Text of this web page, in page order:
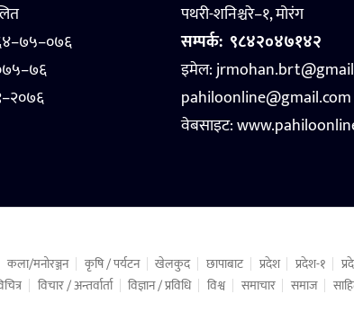
पथरी-शनिश्चरे–१, मोरंग
सम्पर्क: ९८४२०४७१४२
इमेल:
pahiloonline@gmail.com
वेबसाइट:
कला/मनोरञ्जन कृषि / पर्यटन खेलकुद छापाबाट प्रदेश प्रदेश-१
विचार / अन्तर्वार्ता विज्ञान / प्रविधि विश्व समाचार समाज